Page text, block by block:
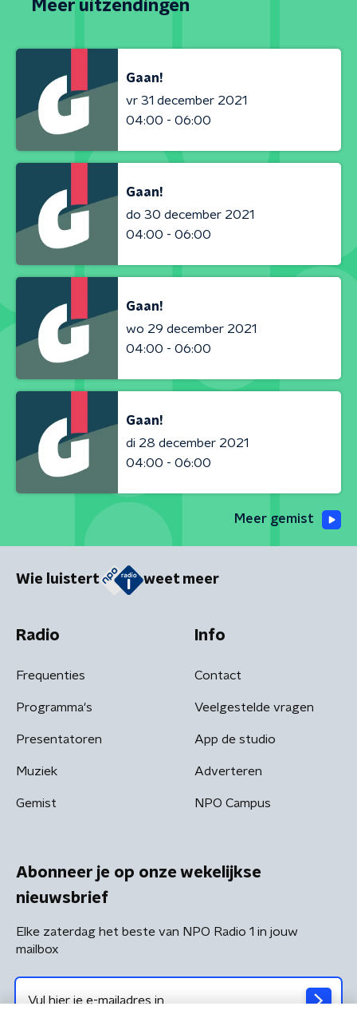
Meer uitzendingen
Gaan!
vr 31 december 2021
04:00 - 06:00
Gaan!
do 30 december 2021
04:00 - 06:00
Gaan!
wo 29 december 2021
04:00 - 06:00
Gaan!
di 28 december 2021
04:00 - 06:00
Meer gemist
Wie luistert weet meer
Radio
Frequenties
Programma's
Presentatoren
Muziek
Gemist
Info
Contact
Veelgestelde vragen
App de studio
Adverteren
NPO Campus
Abonneer je op onze wekelijkse
nieuwsbrief
Elke zaterdag het beste van NPO Radio 1 in jouw
mailbox